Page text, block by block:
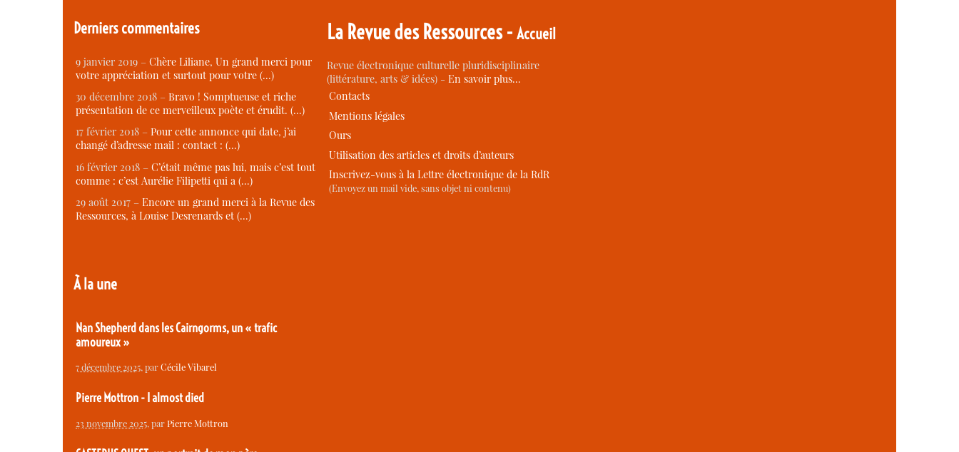
Derniers commentaires
9 janvier 2019 – Chère Liliane, Un grand merci pour
votre appréciation et surtout pour votre (…)
30 décembre 2018 – Bravo ! Somptueuse et riche
présentation de ce merveilleux poète et érudit. (…)
17 février 2018 – Pour cette annonce qui date, j’ai
changé d’adresse mail : contact : (…)
16 février 2018 – C’était même pas lui, mais c’est tout
comme : c’est Aurélie Filipetti qui a (…)
29 août 2017 – Encore un grand merci à la Revue des
Ressources, à Louise Desrenards et (…)
À la une
Nan Shepherd dans les Cairngorms, un « trafic
amoureux »
7 décembre 2025, parCécile Vibarel
Pierre Mottron - I almost died
23 novembre 2025, parPierre Mottron
La Revue des Ressources -Accueil
Revue électronique culturelle pluridisciplinaire
(littérature, arts & idées) -En savoir plus…
Contacts
Mentions légales
Ours
Utilisation des articles et droits d’auteurs
Inscrivez-vous à la Lettre électronique de la RdR
(Envoyez un mail vide, sans objet ni contenu)